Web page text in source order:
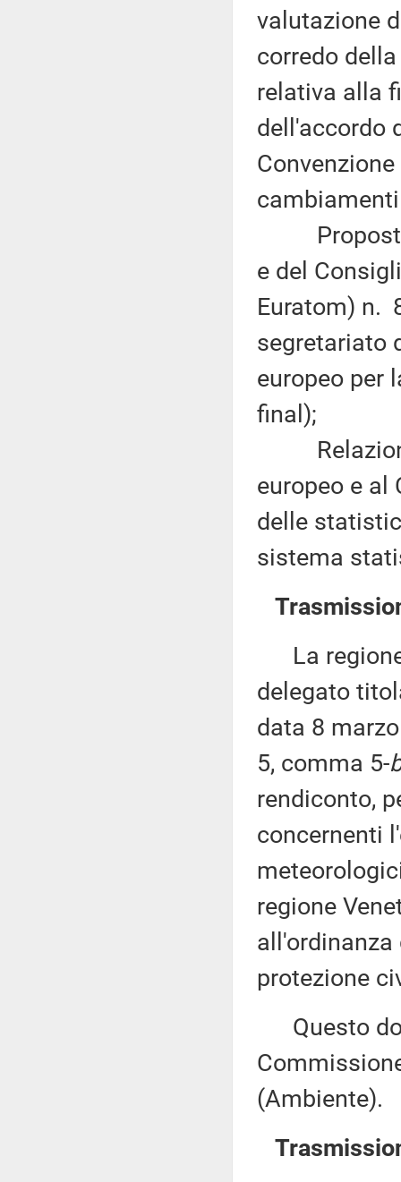
valutazione
corredo
relativa alla
dell'accordo
Proposta
e del
Euratom) n.
segretariato
europeo per
final);
Relazione
europeo e al
delle
sistema
La regione
delegato
data 8
5, comma 5-
rendiconto,
concernenti
regione
protezione
Questo
(Ambiente).